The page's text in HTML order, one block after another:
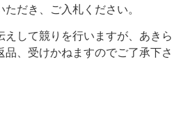
だき、ご入札ください。
えして競りを行いますが、あきら
、受けかねますのでご了承下さ